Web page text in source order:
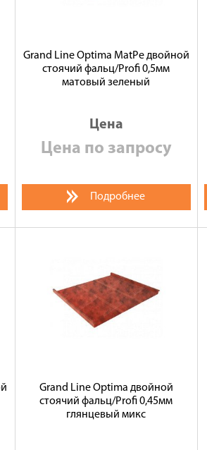
Grand Line Optima MatPe двойной
стоячий фальц/Profi 0,5мм
матовый зеленый
Цена
Цена по запросу
Подробнее
Grand Line Optima двойной
стоячий фальц/Profi 0,45мм
глянцевый микс